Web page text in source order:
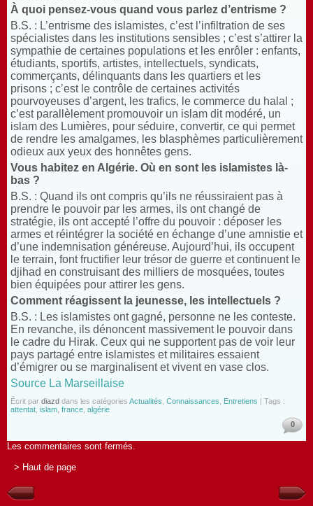
À quoi pensez-vous quand vous parlez d’entrisme ?
B.S. : L’entrisme des islamistes, c’est l’infiltration de ses
spécialistes dans les institutions sensibles ; c’est s’attirer la
sympathie de certaines populations et les enrôler : enfants,
étudiants, sportifs, artistes, intellectuels, syndicats,
commerçants, délinquants dans les quartiers et les
prisons ; c’est le contrôle de certaines activités
pourvoyeuses d’argent, les trafics, le commerce du halal ;
c’est parallèlement promouvoir un islam dit modéré, un
islam des Lumières, pour séduire, convertir, ce qui permet
de rendre les amalgames, les blasphèmes particulièrement
odieux aux yeux des honnêtes gens.
Vous habitez en Algérie. Où en sont les islamistes là-
bas ?
B.S. : Quand ils ont compris qu’ils ne réussiraient pas à
prendre le pouvoir par les armes, ils ont changé de
stratégie, ils ont accepté l’offre du pouvoir : déposer les
armes et réintégrer la société en échange d’une amnistie et
d’une indemnisation généreuse. Aujourd’hui, ils occupent
le terrain, font fructifier leur trésor de guerre et continuent le
djihad en construisant des milliers de mosquées, toutes
bien équipées pour attirer les gens.
Comment réagissent la jeunesse, les intellectuels ?
B.S. : Les islamistes ont gagné, personne ne les conteste.
En revanche, ils dénoncent massivement le pouvoir dans
le cadre du Hirak. Ceux qui ne supportent pas de voir leur
pays partagé entre islamistes et militaires essaient
d’émigrer ou se marginalisent et vivent en vase clos.
Source La Marseillaise
Écrit par diazd dans les catégories Actualités Connaissances Entretiens | Tags :
attentat islam france algérie
0
Les commentaires sont fermés.
> Haut de page